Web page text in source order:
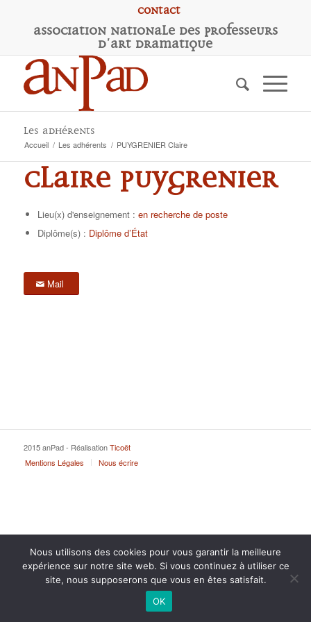
Contact
Association Nationale des Professeurs
d'Art Dramatique
Les adhérents
Accueil / Les adhérents / PUYGRENIER Claire
Claire PUYGRENIER
Lieu(x) d'enseignement : en recherche de poste
Diplôme(s) : Diplôme d’État
Mail
2015 anPad - RéalisationTicoët
Mentions Légales
Nous écrire
Nous utilisons des cookies pour vous garantir la meilleure
expérience sur notre site web. Si vous continuez à utiliser ce
site, nous supposerons que vous en êtes satisfait.
OK